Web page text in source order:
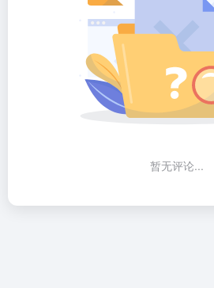
暂无评论...